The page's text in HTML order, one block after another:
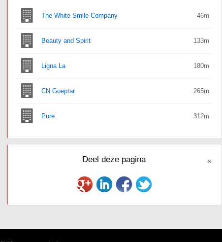
The White Smile Company 46m
Beauty and Spirit 133m
Ligna La 180m
CN Goeptar 265m
Pure 312m
Deel deze pagina